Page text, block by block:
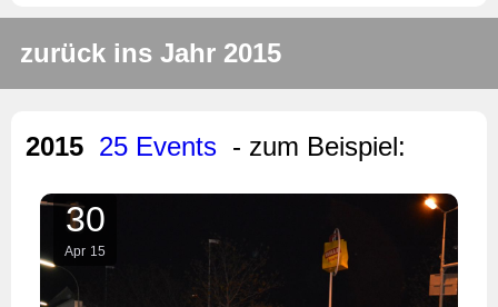
zurück ins Jahr 2015
2015 25 Events - zum Beispiel:
30
Apr 15